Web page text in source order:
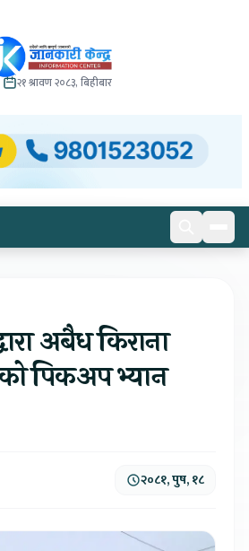
२१ श्रावण २०८३, बिहीबार
अबैध किराना
पिकअप भ्यान
२०८१, पुष, १८